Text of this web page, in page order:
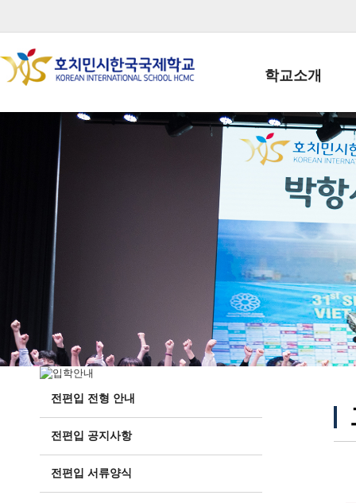
학교소개
학교장인사말
학생회장인사말
학교상징
학교 CI
교직원현황
학생현황
위치/전화
전경사진
전편입 전형 안내
전편입 공지사항
전편입 서류양식